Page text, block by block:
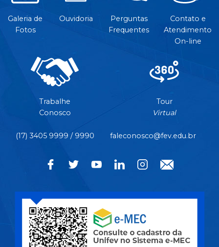
Galeria de
Fotos
Ouvidoria
Perguntas
Frequentes
Contato e
Atendimento
On-line
Trabalhe
Conosco
Tour
Virtual
(17) 3405 9999 / 9990 faleconosco@fev.edu.br